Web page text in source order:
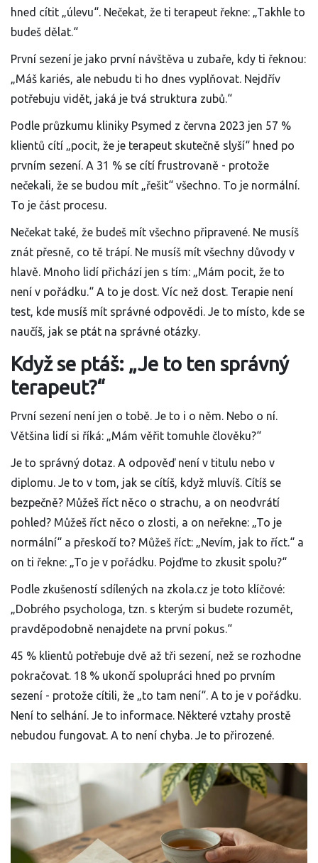
hned cítit „úlevu“. Nečekat, že ti terapeut řekne: „Takhle to
budeš dělat.“
První sezení je jako první návštěva u zubaře, kdy ti řeknou:
„Máš kariés, ale nebudu ti ho dnes vyplňovat. Nejdřív
potřebuju vidět, jaká je tvá struktura zubů.“
Podle průzkumu kliniky Psymed z června 2023 jen 57 %
klientů cítí „pocit, že je terapeut skutečně slyší“ hned po
prvním sezení. A 31 % se cítí frustrovaně - protože
nečekali, že se budou mít „řešit“ všechno. To je normální.
To je část procesu.
Nečekat také, že budeš mít všechno připravené. Ne musíš
znát přesně, co tě trápí. Ne musíš mít všechny důvody v
hlavě. Mnoho lidí přichází jen s tím: „Mám pocit, že to
není v pořádku.“ A to je dost. Víc než dost. Terapie není
test, kde musíš mít správné odpovědi. Je to místo, kde se
naučíš, jak se ptát na správné otázky.
Když se ptáš: „Je to ten správný
terapeut?“
První sezení není jen o tobě. Je to i o něm. Nebo o ní.
Většina lidí si říká: „Mám věřit tomuhle člověku?“
Je to správný dotaz. A odpověď není v titulu nebo v
diplomu. Je to v tom, jak se cítíš, když mluvíš. Cítíš se
bezpečně? Můžeš říct něco o strachu, a on neodvrátí
pohled? Můžeš říct něco o zlosti, a on neřekne: „To je
normální“ a přeskočí to? Můžeš říct: „Nevím, jak to říct.“ a
on ti řekne: „To je v pořádku. Pojďme to zkusit spolu?“
Podle zkušeností sdílených na zkola.cz je toto klíčové:
„Dobrého psychologa, tzn. s kterým si budete rozumět,
pravděpodobně nenajdete na první pokus.“
45 % klientů potřebuje dvě až tři sezení, než se rozhodne
pokračovat. 18 % ukončí spolupráci hned po prvním
sezení - protože cítili, že „to tam není“. A to je v pořádku.
Není to selhání. Je to informace. Některé vztahy prostě
nebudou fungovat. A to není chyba. Je to přirozené.